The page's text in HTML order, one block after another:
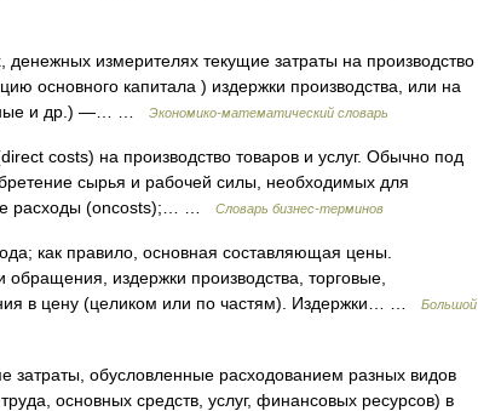
измерителях текущие затраты на производство
основного капитала ) издержки производства, или на
и др.) —… …
Экономико-математический словарь
costs) на производство товаров и услуг. Обычно под
сырья и рабочей силы, необходимых для
расходы (oncosts);… …
Словарь бизнес-терминов
как правило, основная составляющая цены.
издержки производства, торговые,
в цену (целиком или по частям). Издержки… …
Большой
обусловленные расходованием разных видов
основных средств, услуг, финансовых ресурсов) в